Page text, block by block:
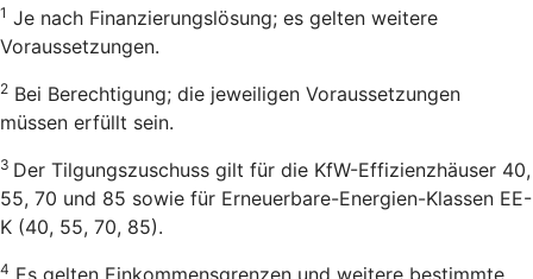
1 Je nach Finanzierungslösung; es gelten weitere
Voraussetzungen.
2 Bei Berechtigung; die jeweiligen Voraussetzungen
müssen erfüllt sein.
3 Der Tilgungszuschuss gilt für die KfW-Effizienzhäuser 40,
55, 70 und 85 sowie für Erneuerbare-Energien-Klassen EE-
K (40, 55, 70, 85).
4